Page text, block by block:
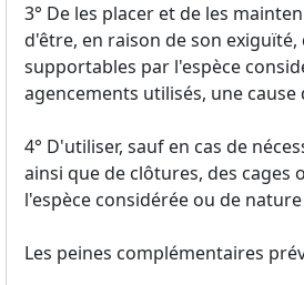
3° De les placer et de les
d'être, en raison de son
supportables par l'espèce
agencements utilisés, une
4° D'utiliser, sauf en cas de
ainsi que de clôtures, des
l'espèce considérée ou de
Les peines complémentaires